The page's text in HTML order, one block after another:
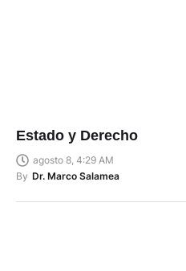
Estado y Derecho
agosto 8, 4:29 AM
By Dr. Marco Salamea